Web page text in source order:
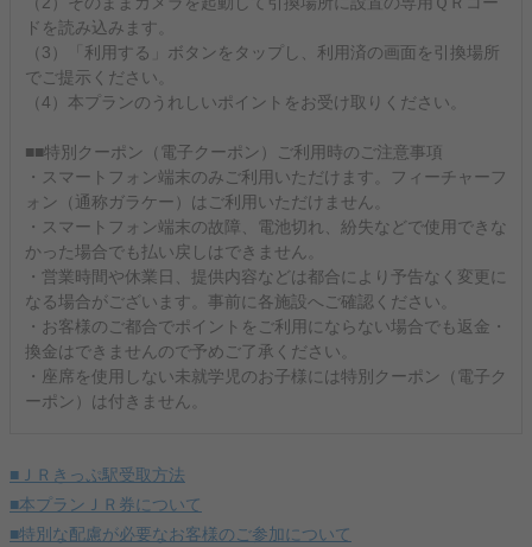
ドを読み込みます。
（3）「利用する」ボタンをタップし、利用済の画面を引換場所
でご提示ください。
（4）本プランのうれしいポイントをお受け取りください。
■■特別クーポン（電子クーポン）ご利用時のご注意事項
・スマートフォン端末のみご利用いただけます。フィーチャーフ
ォン（通称ガラケー）はご利用いただけません。
・スマートフォン端末の故障、電池切れ、紛失などで使用できな
かった場合でも払い戻しはできません。
・営業時間や休業日、提供内容などは都合により予告なく変更に
なる場合がございます。事前に各施設へご確認ください。
・お客様のご都合でポイントをご利用にならない場合でも返金・
換金はできませんので予めご了承ください。
・座席を使用しない未就学児のお子様には特別クーポン（電子ク
ーポン）は付きません。
■ＪＲきっぷ駅受取方法
■本プランＪＲ券について
■特別な配慮が必要なお客様のご参加について